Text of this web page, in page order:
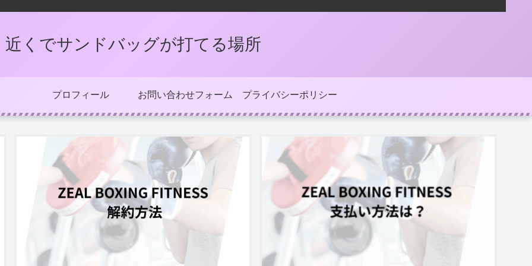
近くでサンドバッグが打てる場所
プロフィール お問い合わせフォーム プライバシーポリシー